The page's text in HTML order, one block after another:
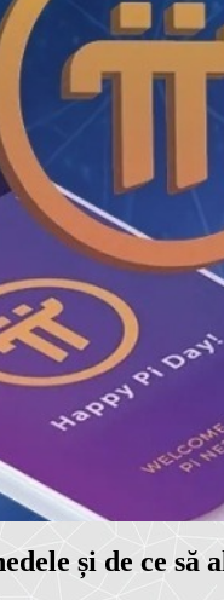
și de ce să